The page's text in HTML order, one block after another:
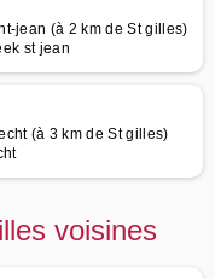
jean (à 2 km de St gilles)
st jean
(à 3 km de St gilles)
voisines